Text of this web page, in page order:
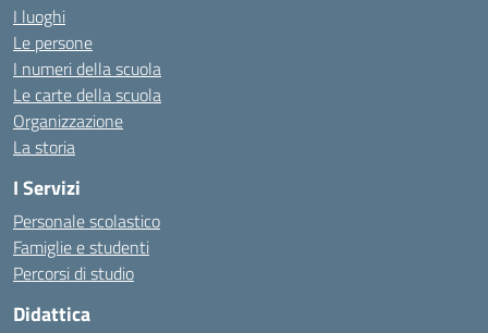
I luoghi
Le persone
I numeri della scuola
Le carte della scuola
Organizzazione
La storia
I Servizi
Personale scolastico
Famiglie e studenti
Percorsi di studio
Didattica